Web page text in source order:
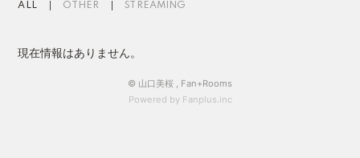
ALL OTHER STREAMING
現在情報はありません。
© 山口美桜 , Fan+Rooms
Powered by Fanplus.inc